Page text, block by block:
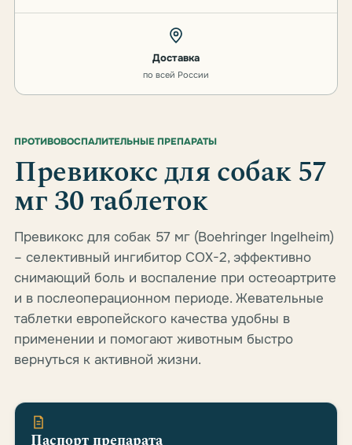
Доставка
по всей России
ПРОТИВОВОСПАЛИТЕЛЬНЫЕ ПРЕПАРАТЫ
Превикокс для собак 57
мг 30 таблеток
Превикокс для собак 57 мг (Boehringer Ingelheim)
– селективный ингибитор COX-2, эффективно
снимающий боль и воспаление при остеоартрите
и в послеоперационном периоде. Жевательные
таблетки европейского качества удобны в
применении и помогают животным быстро
вернуться к активной жизни.
Паспорт препарата